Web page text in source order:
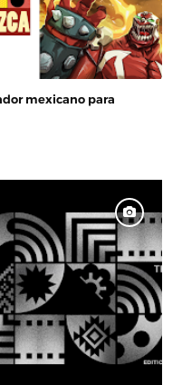
mexicano para